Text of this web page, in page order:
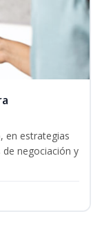
en estrategias
negociación y